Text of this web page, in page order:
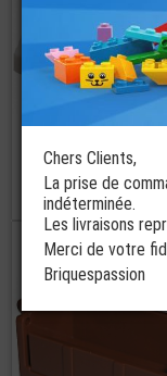
LEGO® Tuile
Imprimée
Enregistreuse
Chers Clients,
La prise de
indéterminée.
Les livraisons
Merci de votre
Briquespassion